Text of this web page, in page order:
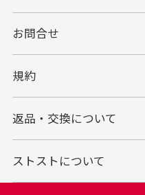
お問合せ
規約
返品・交換について
ストストについて